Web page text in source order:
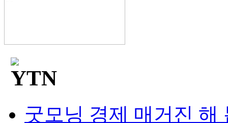
굿모닝 경제 매거진 해